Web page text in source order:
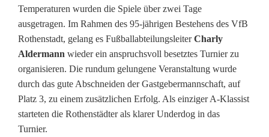
e
b
e
i
m
O
Temperaturen wurden die Spiele über zwei Tage
ausgetragen. Im Rahmen des 95-jährigen Bestehens des VfB
Rothenstadt, gelang es FußballabteilungsleiterCharly
Aldermann wieder ein anspruchsvoll besetztes Turnier zu
organisieren. Die rundum gelungene Veranstaltung wurde
durch das gute Abschneiden der Gastgebermannschaft, auf
Platz 3, zu einem zusätzlichen Erfolg. Als einziger A-Klassist
starteten die Rothenstädter als klarer Underdog in das
Turnier.